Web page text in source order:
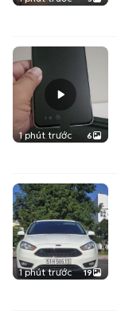
1 phút trước 6
1 phút trước 19